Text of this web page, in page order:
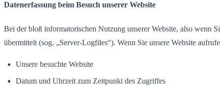
Datenerfassung beim Besuch unserer Website
Bei der bloß informatorischen Nutzung unserer Website, also wenn
übermittelt (sog. „Server-Logfiles“). Wenn Sie unsere Website
Unsere besuchte Website
Datum und Uhrzeit zum Zeitpunkt des Zugriffes